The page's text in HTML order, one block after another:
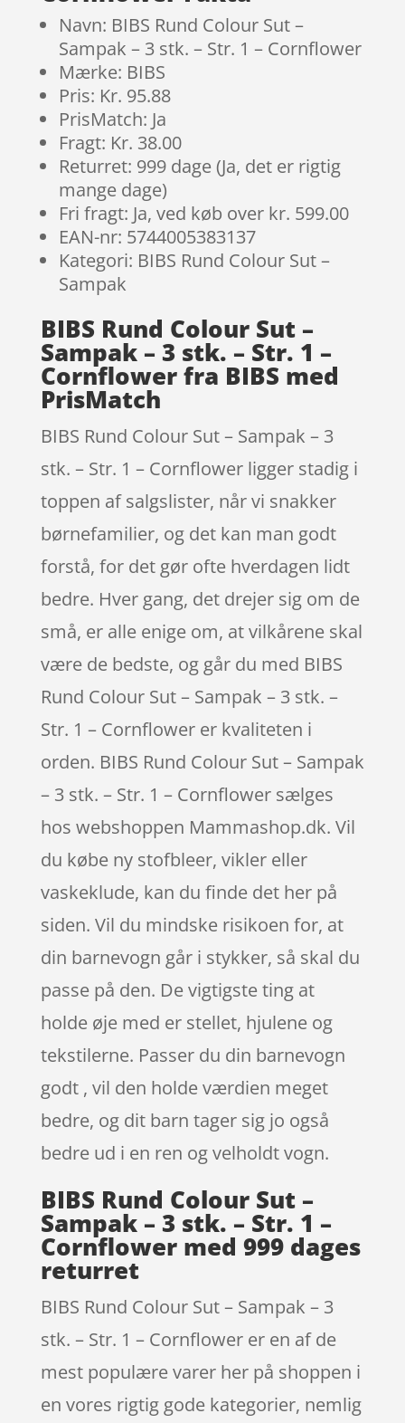
Navn: BIBS Rund Colour Sut –
Sampak – 3 stk. – Str. 1 – Cornflower
Mærke: BIBS
Pris: Kr. 95.88
PrisMatch: Ja
Fragt: Kr. 38.00
Returret: 999 dage (Ja, det er rigtig
mange dage)
Fri fragt: Ja, ved køb over kr. 599.00
EAN-nr: 5744005383137
Kategori: BIBS Rund Colour Sut –
Sampak
BIBS Rund Colour Sut –
Sampak – 3 stk. – Str. 1 –
Cornflower fra BIBS med
PrisMatch
BIBS Rund Colour Sut – Sampak – 3
stk. – Str. 1 – Cornflower ligger stadig i
toppen af salgslister, når vi snakker
børnefamilier, og det kan man godt
forstå, for det gør ofte hverdagen lidt
bedre. Hver gang, det drejer sig om de
små, er alle enige om, at vilkårene skal
være de bedste, og går du med BIBS
Rund Colour Sut – Sampak – 3 stk. –
Str. 1 – Cornflower er kvaliteten i
orden. BIBS Rund Colour Sut – Sampak
– 3 stk. – Str. 1 – Cornflower sælges
hos webshoppen Mammashop.dk. Vil
du købe ny stofbleer, vikler eller
vaskeklude, kan du finde det her på
siden. Vil du mindske risikoen for, at
din barnevogn går i stykker, så skal du
passe på den. De vigtigste ting at
holde øje med er stellet, hjulene og
tekstilerne. Passer du din barnevogn
godt , vil den holde værdien meget
bedre, og dit barn tager sig jo også
bedre ud i en ren og velholdt vogn.
BIBS Rund Colour Sut –
Sampak – 3 stk. – Str. 1 –
Cornflower med 999 dages
returret
BIBS Rund Colour Sut – Sampak – 3
stk. – Str. 1 – Cornflower er en af de
mest populære varer her på shoppen i
en vores rigtig gode kategorier, nemlig